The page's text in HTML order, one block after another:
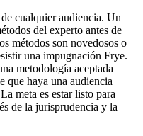
cualquier audiencia. Un
del experto antes de
métodos son novedosos o
una impugnación Frye.
metodología aceptada
que haya una audiencia
meta es estar listo para
de la jurisprudencia y la